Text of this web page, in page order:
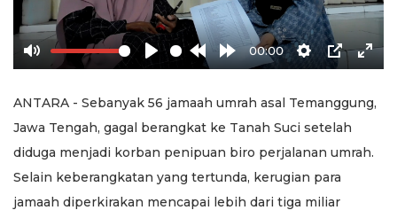
Mute Play
Rewind
10s
Forward
10s
00:00
Settings
PIP
ANTARA - Sebanyak 56 jamaah umrah asal Temanggung,
Jawa Tengah, gagal berangkat ke Tanah Suci setelah
diduga menjadi korban penipuan biro perjalanan umrah.
Selain keberangkatan yang tertunda, kerugian para
jamaah diperkirakan mencapai lebih dari tiga miliar